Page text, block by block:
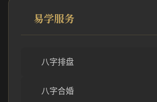
易学服务
八字排盘
八字合婚